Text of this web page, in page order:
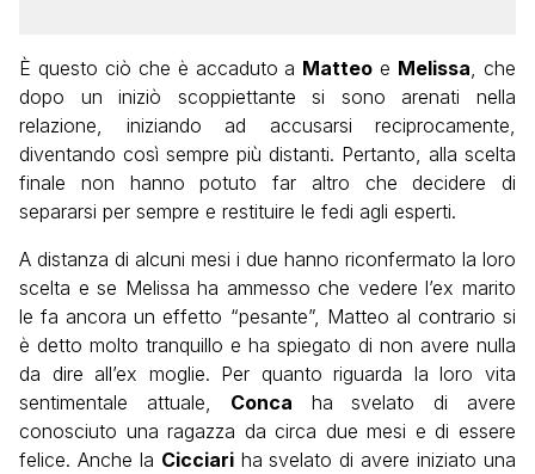
È questo ciò che è accaduto a Matteo e Melissa, che
dopo un iniziò scoppiettante si sono arenati nella
relazione, iniziando ad accusarsi reciprocamente,
diventando così sempre più distanti. Pertanto, alla scelta
finale non hanno potuto far altro che decidere di
separarsi per sempre e restituire le fedi agli esperti.
A distanza di alcuni mesi i due hanno riconfermato la loro
scelta e se Melissa ha ammesso che vedere l’ex marito
le fa ancora un effetto “pesante”, Matteo al contrario si
è detto molto tranquillo e ha spiegato di non avere nulla
da dire all’ex moglie. Per quanto riguarda la loro vita
sentimentale attuale, Conca ha svelato di avere
conosciuto una ragazza da circa due mesi e di essere
felice. Anche la Cicciariha svelato di avere iniziato una